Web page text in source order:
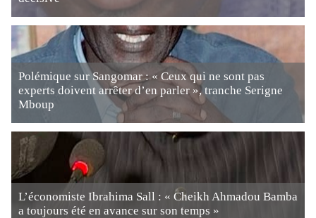
Polémique sur Sangomar : « Ceux qui ne sont pas
experts doivent arrêter d’en parler », tranche Serigne
Mboup
L’économiste Ibrahima Sall : « Cheikh Ahmadou Bamba
a toujours été en avance sur son temps »